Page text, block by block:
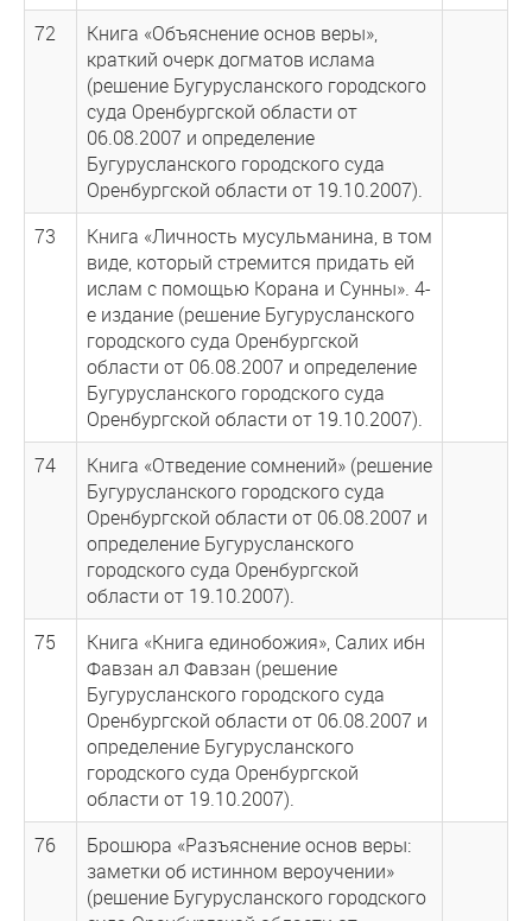
72
Книга «Объяснение основ веры»,
краткий очерк догматов ислама
(решение Бугурусланского городского
суда Оренбургской области от
06.08.2007 и определение
Бугурусланского городского суда
Оренбургской области от 19.10.2007).
73
Книга «Личность мусульманина, в том
виде, который стремится придать ей
ислам с помощью Корана и Сунны». 4-
е издание (решение Бугурусланского
городского суда Оренбургской
области от 06.08.2007 и определение
Бугурусланского городского суда
Оренбургской области от 19.10.2007).
74
Книга «Отведение сомнений» (решение
Бугурусланского городского суда
Оренбургской области от 06.08.2007 и
определение Бугурусланского
городского суда Оренбургской
области от 19.10.2007).
75
Книга «Книга единобожия», Салих ибн
Фавзан ал Фавзан (решение
Бугурусланского городского суда
Оренбургской области от 06.08.2007 и
определение Бугурусланского
городского суда Оренбургской
области от 19.10.2007).
76
Брошюра «Разъяснение основ веры:
заметки об истинном вероучении»
(решение Бугурусланского городского